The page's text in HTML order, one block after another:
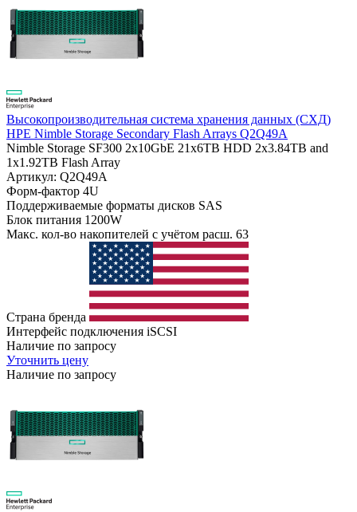
Высокопроизводительная система хранения данных (СХД)
HPE Nimble Storage Secondary Flash Arrays Q2Q49A
Nimble Storage SF300 2x10GbE 21x6TB HDD 2x3.84TB and
1x1.92TB Flash Array
Артикул: Q2Q49A
Форм-фактор 4U
Поддерживаемые форматы дисков SAS
Блок питания 1200W
Макс. кол-во накопителей с учётом расш. 63
Страна бренда
Интерфейс подключения iSCSI
Наличие по запросу
Уточнить цену
Наличие по запросу